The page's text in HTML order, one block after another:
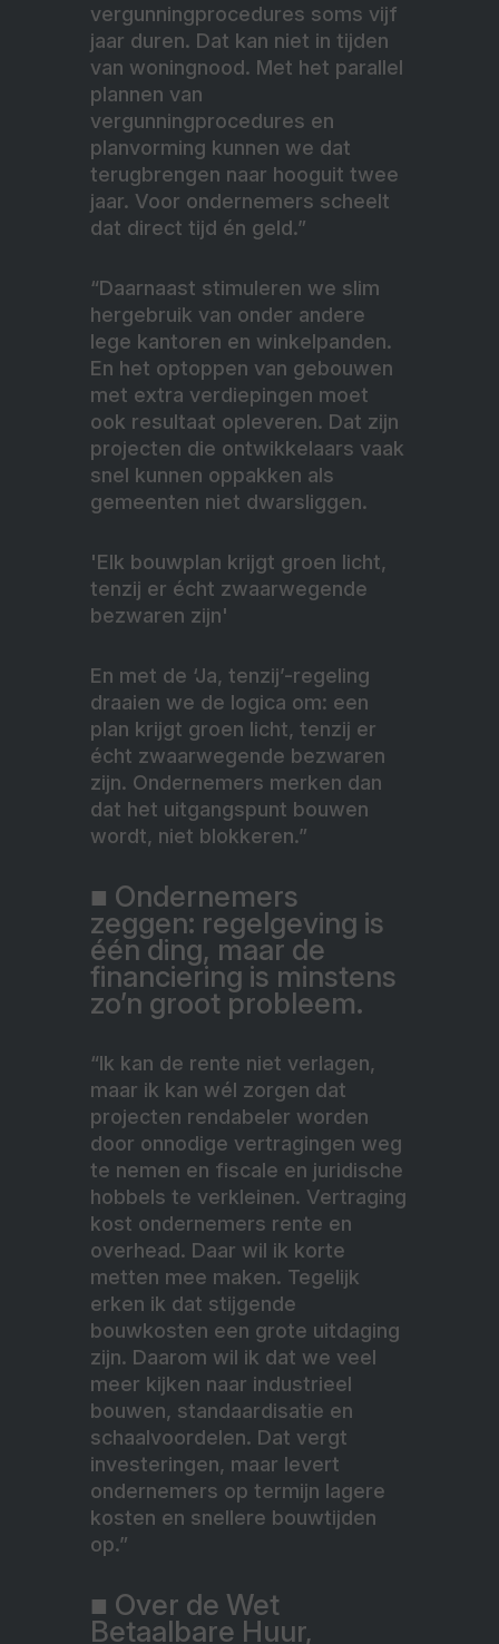
vergunningprocedures soms vijf
jaar duren. Dat kan niet in tijden
van woningnood. Met het parallel
plannen van
vergunningprocedures en
planvorming kunnen we dat
terugbrengen naar hooguit twee
jaar. Voor ondernemers scheelt
dat direct tijd én geld.”
“Daarnaast stimuleren we slim
hergebruik van onder andere
lege kantoren en winkelpanden.
En het optoppen van gebouwen
met extra verdiepingen moet
ook resultaat opleveren. Dat zijn
projecten die ontwikkelaars vaak
snel kunnen oppakken als
gemeenten niet dwarsliggen.
'Elk bouwplan krijgt groen licht,
tenzij er écht zwaarwegende
bezwaren zijn'
En met de ‘Ja, tenzij’-regeling
draaien we de logica om: een
plan krijgt groen licht, tenzij er
écht zwaarwegende bezwaren
zijn. Ondernemers merken dan
dat het uitgangspunt bouwen
wordt, niet blokkeren.”
■ Ondernemers
zeggen: regelgeving is
één ding, maar de
financiering is minstens
zo’n groot probleem.
“Ik kan de rente niet verlagen,
maar ik kan wél zorgen dat
projecten rendabeler worden
door onnodige vertragingen weg
te nemen en fiscale en juridische
hobbels te verkleinen. Vertraging
kost ondernemers rente en
overhead. Daar wil ik korte
metten mee maken. Tegelijk
erken ik dat stijgende
bouwkosten een grote uitdaging
zijn. Daarom wil ik dat we veel
meer kijken naar industrieel
bouwen, standaardisatie en
schaalvoordelen. Dat vergt
investeringen, maar levert
ondernemers op termijn lagere
kosten en snellere bouwtijden
op.”
■ Over de Wet
Betaalbare Huur,